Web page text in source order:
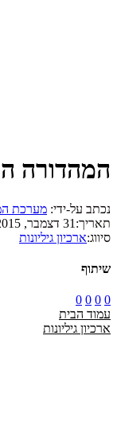
המהדורה
נכתב על-ידי: מערכת
תאריך: 31 דצמבר, 2015
סיווג:ארכיון גיליונות
שיתוף
0
0
0
0
עמוד הבית
ארכיון גיליונות